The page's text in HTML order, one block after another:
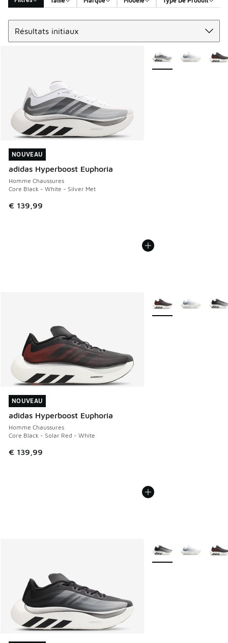
Search Results
NOUVEAU
adidas Hyperboost Euphoria
Homme Chaussures
Core Black - White - Silver Met
€ 139,99
NOUVEAU
Plus de couleurs
NOUVEAU
adidas Hyperboost Euphoria
Homme Chaussures
Core Black - Solar Red - White
€ 139,99
NOUVEAU
Plus de couleurs
Plus de couleurs